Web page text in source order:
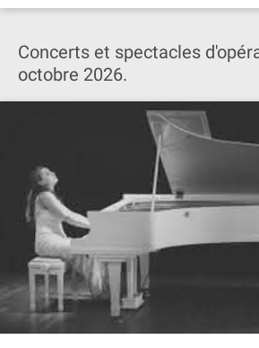
Concerts et spectacles
octobre 2026.